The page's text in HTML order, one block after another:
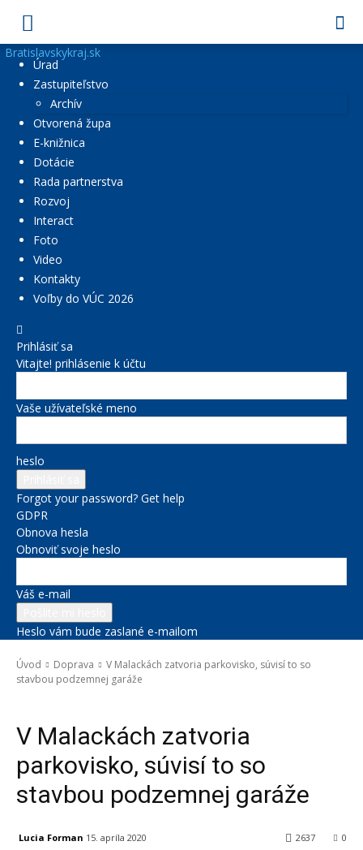
Bratislavskykraj.sk
Úrad
Zastupiteľstvo
Archív
Otvorená župa
E-knižnica
Dotácie
Rada partnerstva
Rozvoj
Interact
Foto
Video
Kontakty
Voľby do VÚC 2026
Prihlásiť sa
Vitajte! prihlásenie k účtu
Vaše užívateľské meno
heslo
Forgot your password? Get help
GDPR
Obnova hesla
Obnoviť svoje heslo
Váš e-mail
Heslo vám bude zaslané e-mailom
Úvod Doprava
V Malackách zatvoria parkovisko, súvisí to so
stavbou podzemnej garáže
V Malackách zatvoria
parkovisko, súvisí to so
stavbou podzemnej garáže
Lucia Forman 15. apríla 2020 0
2637